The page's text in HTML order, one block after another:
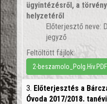
ügyintézésről, a
helyzetéről
Előterjesztő neve:
jegyző
Feltöltött fájlok:
2-beszamolo_Polg.Hiv.PDF
3. Előterjesztés a
Óvoda 2017/2018.